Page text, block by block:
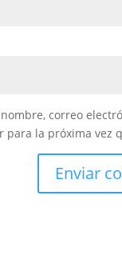
correo
para la próxima vez